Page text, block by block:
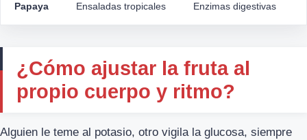
Papaya Ensaladas tropicales Enzimas digestivas
¿Cómo ajustar la fruta al
propio cuerpo y ritmo?
Alguien le teme al potasio, otro vigila la glucosa, siempre